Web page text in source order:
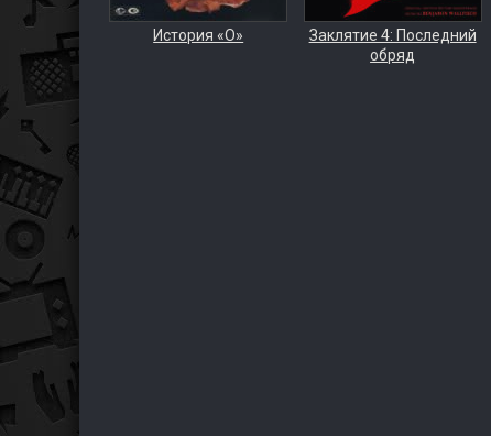
История «О»
Заклятие 4: Последний
обряд